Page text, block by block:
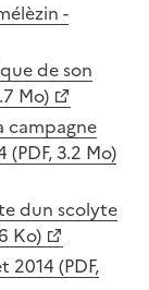
-
de son
Mo)
campagne
3.2 Mo)
dun scolyte
Ko)
(PDF,